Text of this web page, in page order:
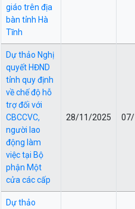
giáo trên địa
bàn tỉnh Hà
Tĩnh
Dự thảo Nghị
quyết HĐND
tỉnh quy định
về chế độ hỗ
trợ đối với
CBCCVC,
người lao
động làm
việc tại Bộ
phận Một
cửa các cấp
28/11/2025
Dự thảo